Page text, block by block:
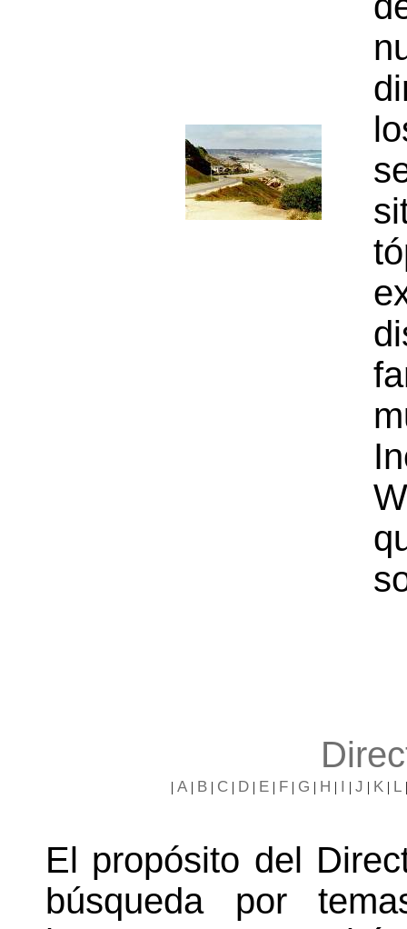
| A| B| C| D| E| F| G | H | I | J | K | L
El propósito del
búsqueda por